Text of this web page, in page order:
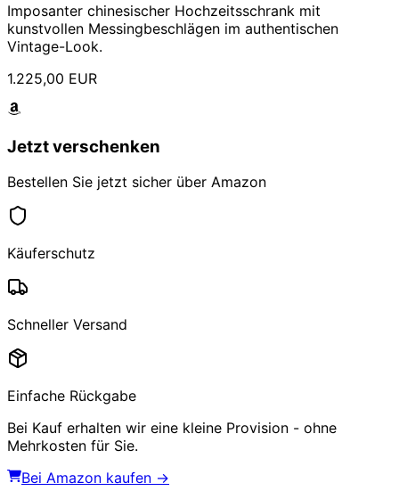
Imposanter chinesischer Hochzeitsschrank mit
kunstvollen Messingbeschlägen im authentischen
Vintage-Look.
1.225,00 EUR
Jetzt verschenken
Bestellen Sie jetzt sicher über Amazon
Käuferschutz
Schneller Versand
Einfache Rückgabe
Bei Kauf erhalten wir eine kleine Provision - ohne
Mehrkosten für Sie.
Bei Amazon kaufen →